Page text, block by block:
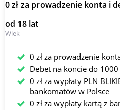
0 zł za prowadzenie konta i
od 18 lat
Wiek
0 zł za prowadzenie
Debet na koncie do 1000
0 zł za wypłaty PLN
bankomatów w Polsce
0 zł za wypłaty kartą z